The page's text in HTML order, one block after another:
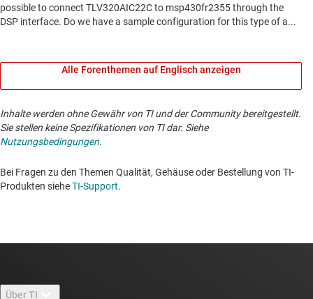
Alle Forenthemen auf Englisch anzeigen
Inhalte werden ohne Gewähr von TI und der Community bereitgestellt.
Sie stellen keine Spezifikationen von TI dar. Siehe
Nutzungsbedingungen.
Bei Fragen zu den Themen Qualität, Gehäuse oder Bestellung von TI-
Produkten sieheTI-Support. ​​​​​​​​​​​​​​
Über TI